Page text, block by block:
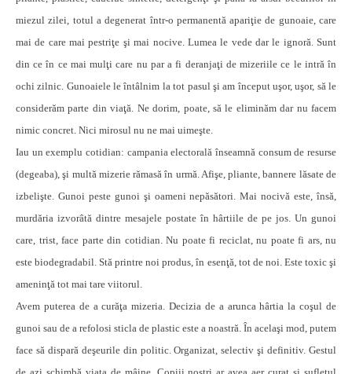
miezul zilei, totul a degenerat într-o permanentă apariţie de gunoaie, care
mai de care mai pestriţe şi mai nocive. Lumea le vede dar le ignoră. Sunt
din ce în ce mai mulţi care nu par a fi deranjaţi de mizeriile ce le intră în
ochi zilnic. Gunoaiele le întâlnim la tot pasul şi am început uşor, uşor, să le
considerăm parte din viaţă. Ne dorim, poate, să le eliminăm dar nu facem
nimic concret. Nici mirosul nu ne mai uimeşte.
Iau un exemplu cotidian: campania electorală înseamnă consum de resurse
(degeaba), şi multă mizerie rămasă în urmă. Afişe, pliante, bannere lăsate de
izbelişte. Gunoi peste gunoi şi oameni nepăsători. Mai nocivă este, însă,
murdăria izvorâtă dintre mesajele postate în hârtiile de pe jos. Un gunoi
care, trist, face parte din cotidian. Nu poate fi reciclat, nu poate fi ars, nu
este biodegradabil. Stă printre noi produs, în esenţă, tot de noi. Este toxic şi
ameninţă tot mai tare viitorul.
Avem puterea de a curăţa mizeria. Decizia de a arunca hârtia la coşul de
gunoi sau de a refolosi sticla de plastic este a noastră. În acelaşi mod, putem
face să dispară deşeurile din politic. Organizat, selectiv şi definitiv. Gestul
de azi schimbă viaţa de mâine. Copiii noştri ar avea aer curat şi sufletul